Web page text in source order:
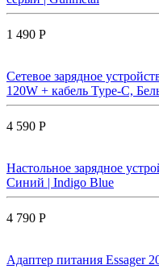
1 490 Р
Сетевое зарядное
120W + кабель Type-C,
4 590 Р
Настольное зарядное
Синий | Indigo Blue
4 790 Р
Адаптер питания Essager